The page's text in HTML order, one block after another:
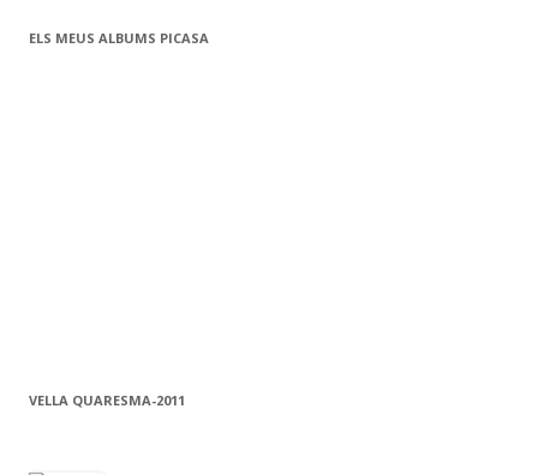
ELS MEUS ALBUMS PICASA
VELLA QUARESMA-2011